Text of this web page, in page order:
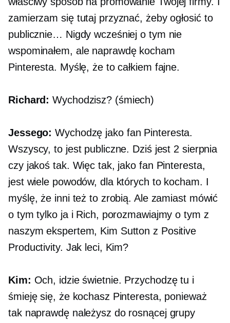
zamierzam się tutaj przyznać, żeby ogłosić to
publicznie… Nigdy wcześniej o tym nie
wspominałem, ale naprawdę kocham
Pinteresta. Myślę, że to całkiem fajne.
Richard: Wychodzisz? (śmiech)
Jessego: Wychodzę jako fan Pinteresta.
Wszyscy, to jest publiczne. Dziś jest 2 sierpnia
czy jakoś tak. Więc tak, jako fan Pinteresta,
jest wiele powodów, dla których to kocham. I
myślę, że inni też to zrobią. Ale zamiast mówić
o tym tylko ja i Rich, porozmawiajmy o tym z
naszym ekspertem, Kim Sutton z Positive
Productivity. Jak leci, Kim?
Kim: Och, idzie świetnie. Przychodzę tu i
śmieję się, że kochasz Pinteresta, ponieważ
tak naprawdę należysz do rosnącej grupy